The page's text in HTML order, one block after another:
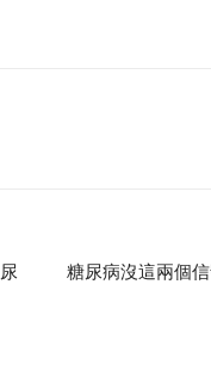
糖尿病沒這兩個